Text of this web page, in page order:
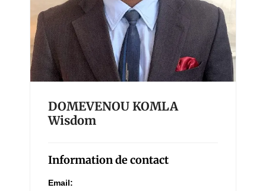
DOMEVENOU KOMLA
Wisdom
Information de contact
Email: